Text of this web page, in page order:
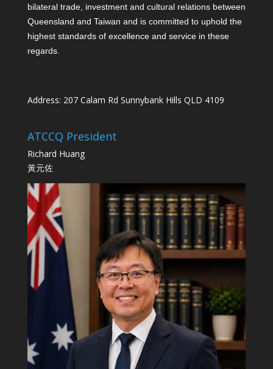
bilateral trade, investment and cultural relations between
Queensland and Taiwan and is committed to uphold the
highest standards of excellence and service in these
regards.
Address: 207 Calam Rd Sunnybank Hills QLD 4109
ATCCQ President
Richard Huang
黃元佐